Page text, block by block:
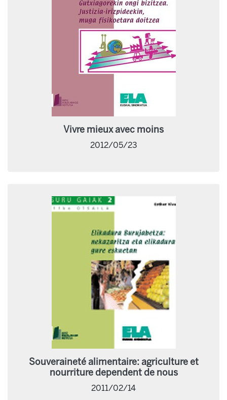
Vivre mieux avec moins
2012/05/23
Souveraineté alimentaire: agriculture et
nourriture dependent de nous
2011/02/14